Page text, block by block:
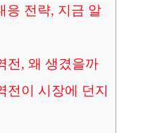
응 전략, 지금 알
전, 왜 생겼을까
전이 시장에 던지